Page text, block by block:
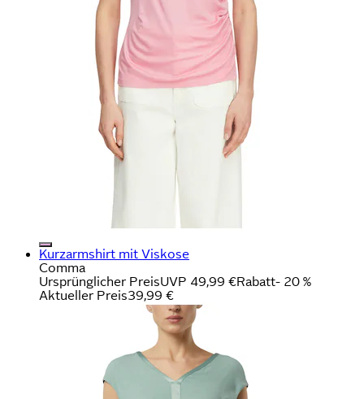
Kurzarmshirt mit Viskose
Comma
Ursprünglicher PreisUVP 49,99 €Rabatt- 20 %
Aktueller Preis39,99 €